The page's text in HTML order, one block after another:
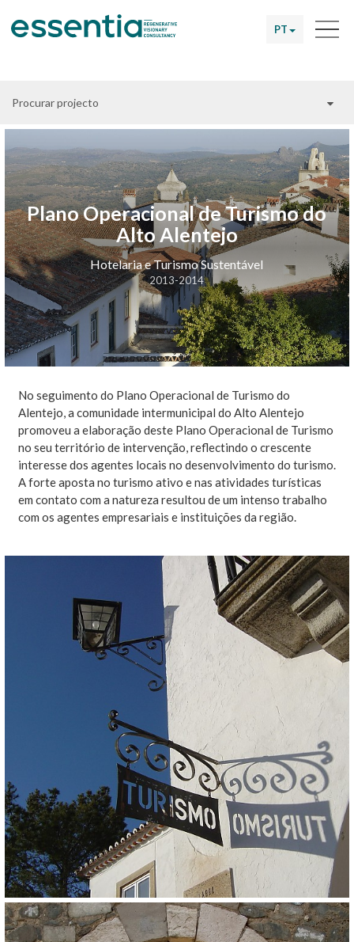
PT
Procurar projecto
Plano Operacional de Turismo do
Alto Alentejo
Hotelaria e Turismo Sustentável
2013-2014
No seguimento do Plano Operacional de Turismo do
Alentejo, a comunidade intermunicipal do Alto Alentejo
promoveu a elaboração deste Plano Operacional de Turismo
no seu território de intervenção, reflectindo o crescente
interesse dos agentes locais no desenvolvimento do turismo.
A forte aposta no turismo ativo e nas atividades turísticas
em contato com a natureza resultou de um intenso trabalho
com os agentes empresariais e instituições da região.